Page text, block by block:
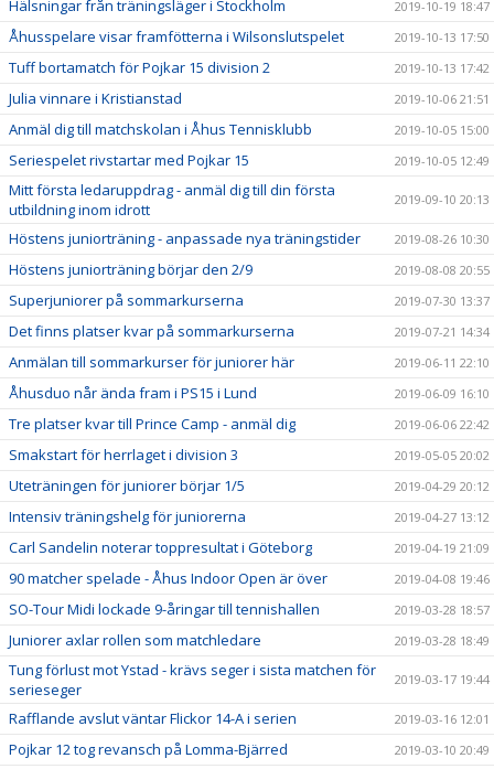
Hälsningar från träningsläger i Stockholm 2019-10-19 18:47
Åhusspelare visar framfötterna i Wilsonslutspelet 2019-10-13 17:50
Tuff bortamatch för Pojkar 15 division 2 2019-10-13 17:42
Julia vinnare i Kristianstad 2019-10-06 21:51
Anmäl dig till matchskolan i Åhus Tennisklubb 2019-10-05 15:00
Seriespelet rivstartar med Pojkar 15 2019-10-05 12:49
Mitt första ledaruppdrag - anmäl dig till din första
utbildning inom idrott
2019-09-10 20:13
Höstens juniorträning - anpassade nya träningstider 2019-08-26 10:30
Höstens juniorträning börjar den 2/9 2019-08-08 20:55
Superjuniorer på sommarkurserna 2019-07-30 13:37
Det finns platser kvar på sommarkurserna 2019-07-21 14:34
Anmälan till sommarkurser för juniorer här 2019-06-11 22:10
Åhusduo når ända fram i PS15 i Lund 2019-06-09 16:10
Tre platser kvar till Prince Camp - anmäl dig 2019-06-06 22:42
Smakstart för herrlaget i division 3 2019-05-05 20:02
Uteträningen för juniorer börjar 1/5 2019-04-29 20:12
Intensiv träningshelg för juniorerna 2019-04-27 13:12
Carl Sandelin noterar toppresultat i Göteborg 2019-04-19 21:09
90 matcher spelade - Åhus Indoor Open är över 2019-04-08 19:46
SO-Tour Midi lockade 9-åringar till tennishallen 2019-03-28 18:57
Juniorer axlar rollen som matchledare 2019-03-28 18:49
Tung förlust mot Ystad - krävs seger i sista matchen för
serieseger
2019-03-17 19:44
Rafflande avslut väntar Flickor 14-A i serien 2019-03-16 12:01
Pojkar 12 tog revansch på Lomma-Bjärred 2019-03-10 20:49